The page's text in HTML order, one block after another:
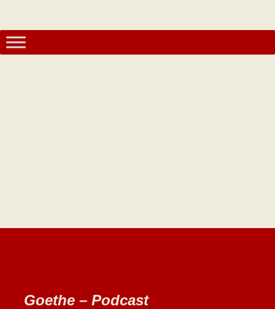
Goethe – Podcast